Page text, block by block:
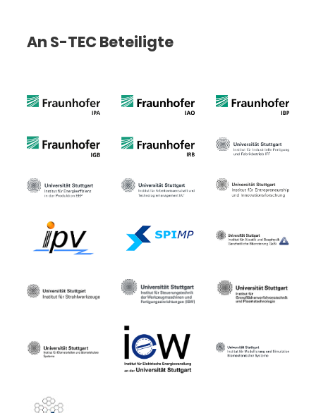
An S-TEC Beteiligte